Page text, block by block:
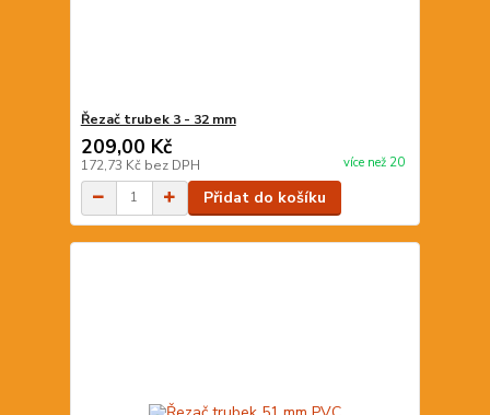
Řezač trubek 3 - 32 mm
209,00 Kč
172,73 Kč bez DPH více než 20
Přidat do košíku